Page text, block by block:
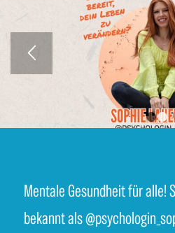
Mentale Gesundheit für alle!
bekannt als